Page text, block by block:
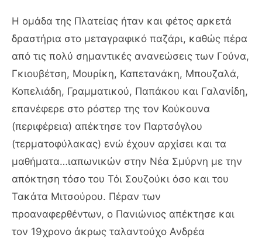
Η ομάδα της Πλατείας ήταν και φέτος αρκετά
δραστήρια στο μεταγραφικό παζάρι, καθώς πέρα
από τις πολύ σημαντικές ανανεώσεις των Γούνα,
Γκιουβέτση, Μουρίκη, Καπετανάκη, Μπουζαλά,
Κοπελιάδη, Γραμματικού, Παπάκου και Γαλανίδη,
επανέφερε στο ρόστερ της τον Κούκουνα
(περιφέρεια) απέκτησε τον Παρτσόγλου
(τερματοφύλακας) ενώ έχουν αρχίσει και τα
μαθήματα…ιαπωνικών στην Νέα Σμύρνη με την
απόκτηση τόσο του Τόι Σουζούκι όσο και του
Τακάτα Μιτσούρου. Πέραν των
προαναφερθέντων, ο Πανιώνιος απέκτησε και
τον 19χρονο άκρως ταλαντούχο Ανδρέα